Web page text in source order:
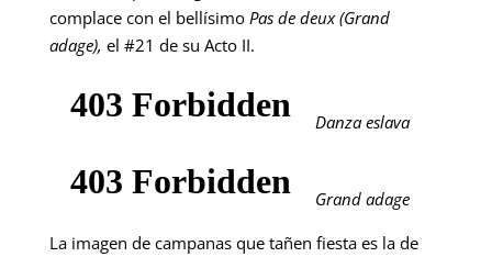
complace con el bellísimo Pas de deux (Grand
adage), el #21 de su Acto II.
Danza eslava
Grand adage
La imagen de campanas que tañen fiesta es la de